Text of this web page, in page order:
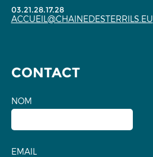
03.21.28.17.28
ACCUEIL@CHAINEDESTERRILS.EU
CONTACT
NOM
EMAIL